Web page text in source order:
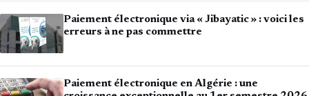
Paiement électronique via « Jibayatic » : voici les
erreurs à ne pas commettre
Paiement électronique en Algérie : une